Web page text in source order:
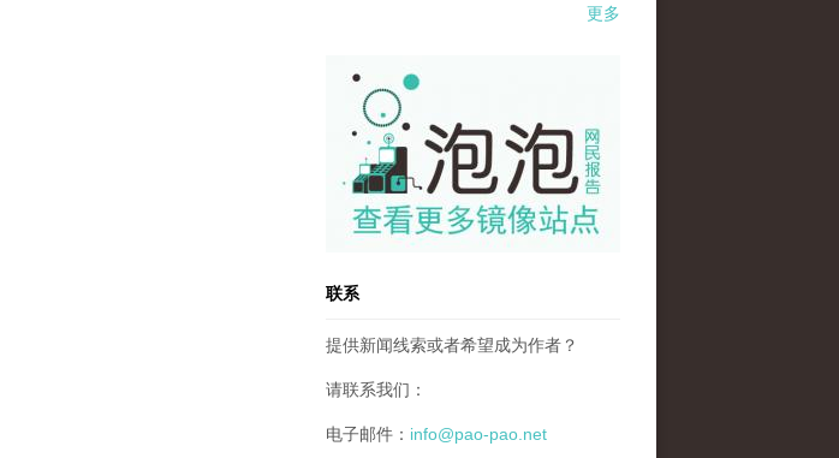
更多
pao-pao-banner-mirror-site-120814.jpg
联系
提供新闻线索或者希望成为作者？
请联系我们：
电子邮件： info@pao-pao.net